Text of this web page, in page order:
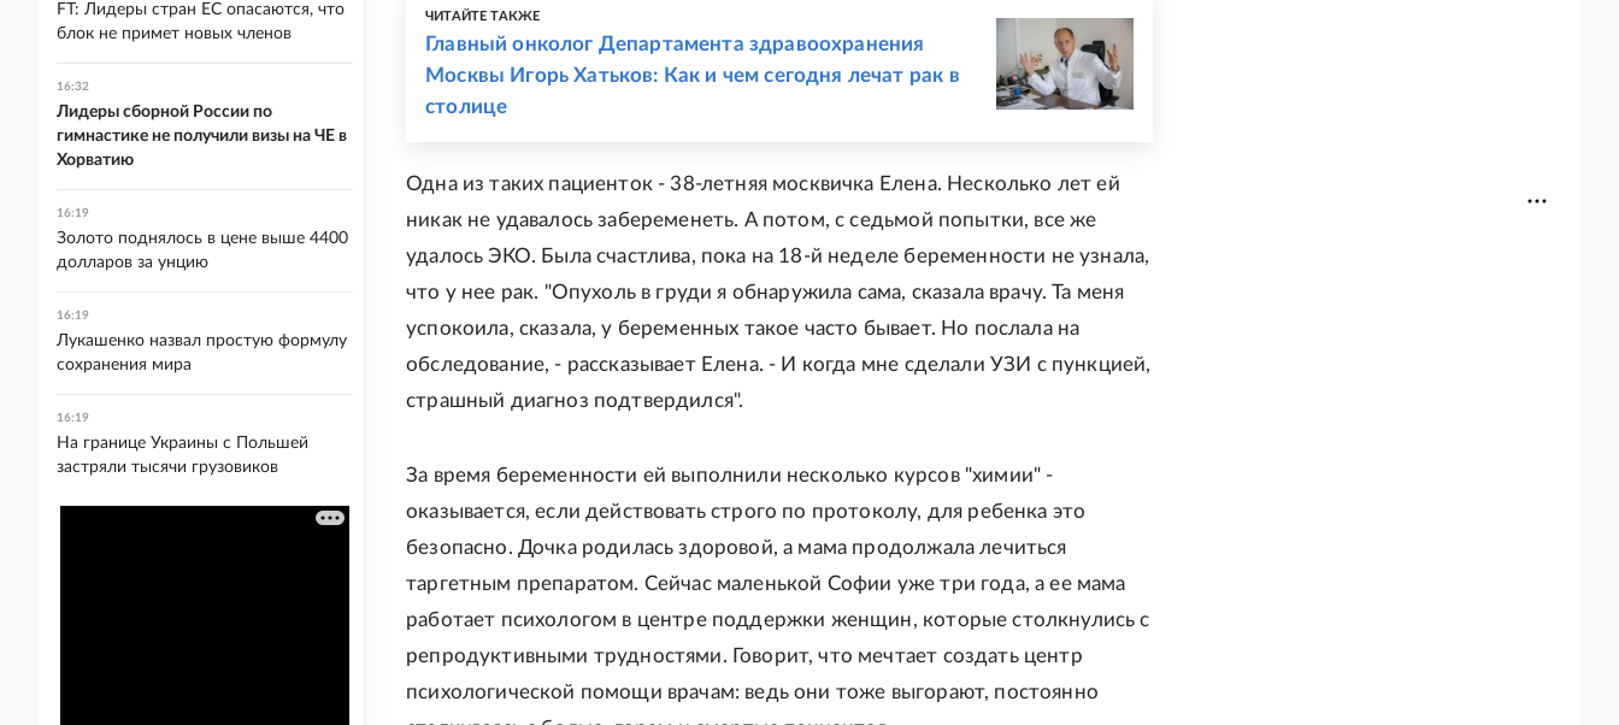
ЧИТАЙТЕ ТАКЖЕ
Главный онколог Департамента здравоохранения
Москвы Игорь Хатьков: Как и чем сегодня лечат рак в
столице
Одна из таких пациенток - 38-летняя москвичка Елена. Несколько лет ей
никак не удавалось забеременеть. А потом, с седьмой попытки, все же
удалось ЭКО. Была счастлива, пока на 18-й неделе беременности не узнала,
что у нее рак. "Опухоль в груди я обнаружила сама, сказала врачу. Та меня
успокоила, сказала, у беременных такое часто бывает. Но послала на
обследование, - рассказывает Елена. - И когда мне сделали УЗИ с пункцией,
страшный диагноз подтвердился".
За время беременности ей выполнили несколько курсов "химии" -
оказывается, если действовать строго по протоколу, для ребенка это
безопасно. Дочка родилась здоровой, а мама продолжала лечиться
таргетным препаратом. Сейчас маленькой Софии уже три года, а ее мама
работает психологом в центре поддержки женщин, которые столкнулись с
репродуктивными трудностями. Говорит, что мечтает создать центр
психологической помощи врачам: ведь они тоже выгорают, постоянно
FT: Лидеры стран ЕС опасаются, что
блок не примет новых членов
16:32
Лидеры сборной России по
гимнастике не получили визы на ЧЕ в
Хорватию
16:19
Золото поднялось в цене выше 4400
долларов за унцию
16:19
Лукашенко назвал простую формулу
сохранения мира
16:19
На границе Украины с Польшей
застряли тысячи грузовиков